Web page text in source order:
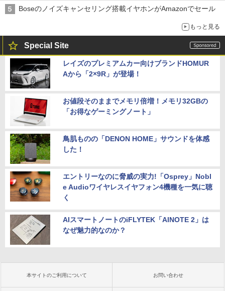
Boseのノイズキャンセリング搭載イヤホンがAmazonでセール
もっと見る
Special Site
レイズのプレミアムカー向けブランドHOMUR
Aから「2×9R」が登場！
お値段そのままでメモリ倍増！メモリ32GBの
「お得なゲーミングノート」
鳥肌ものの「DENON HOME」サウンドを体感
した！
エントリーなのに脅威の実力!「Osprey」Nobl
e Audioワイヤレスイヤフォン4機種を一気に聴
く
AIスマートノートのiFLYTEK「AINOTE 2」は
なぜ魅力的なのか？
本サイトのご利用について お問い合わせ